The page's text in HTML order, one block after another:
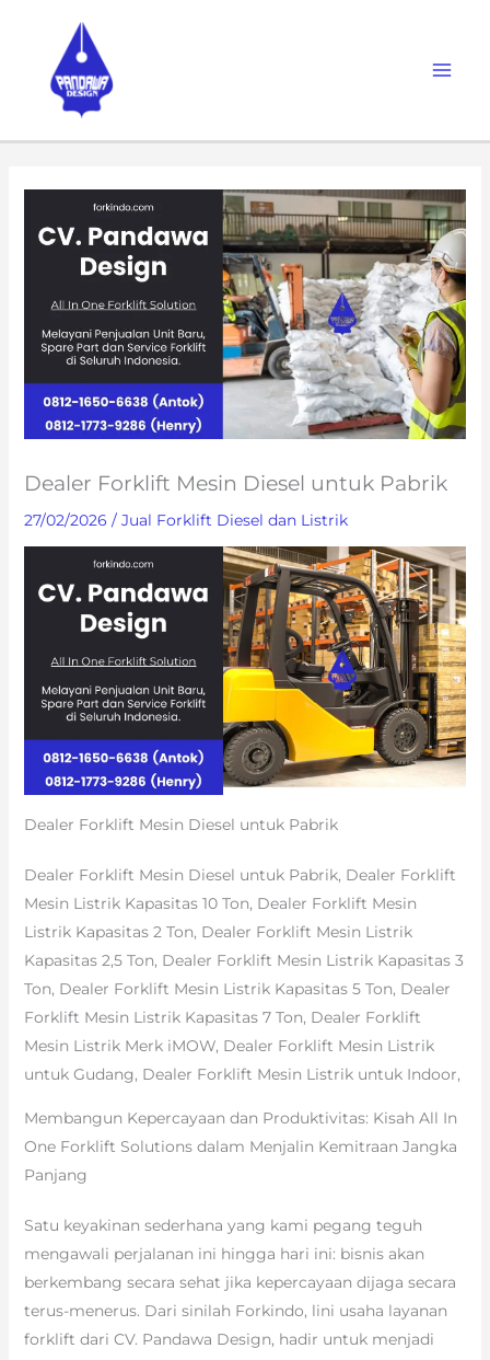
content
Dealer Forklift Mesin Diesel untuk Pabrik
27/02/2026 / Jual Forklift Diesel dan Listrik
Dealer Forklift Mesin Diesel untuk Pabrik
Dealer Forklift Mesin Diesel untuk Pabrik, Dealer Forklift
Mesin Listrik Kapasitas 10 Ton, Dealer Forklift Mesin
Listrik Kapasitas 2 Ton, Dealer Forklift Mesin Listrik
Kapasitas 2,5 Ton, Dealer Forklift Mesin Listrik Kapasitas 3
Ton, Dealer Forklift Mesin Listrik Kapasitas 5 Ton, Dealer
Forklift Mesin Listrik Kapasitas 7 Ton, Dealer Forklift
Mesin Listrik Merk iMOW, Dealer Forklift Mesin Listrik
untuk Gudang, Dealer Forklift Mesin Listrik untuk Indoor,
Membangun Kepercayaan dan Produktivitas: Kisah All In
One Forklift Solutions dalam Menjalin Kemitraan Jangka
Panjang
Satu keyakinan sederhana yang kami pegang teguh
mengawali perjalanan ini hingga hari ini: bisnis akan
berkembang secara sehat jika kepercayaan dijaga secara
terus-menerus. Dari sinilah Forkindo, lini usaha layanan
forklift dari CV. Pandawa Design, hadir untuk menjadi